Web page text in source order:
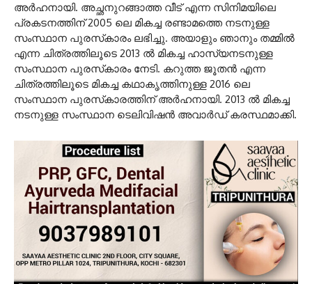
അര്‍ഹനായി. അച്ഛനുറങ്ങാത്ത വീട് എന്ന സിനിമയിലെ
പ്രകടനത്തിന് 2005 ലെ മികച്ച രണ്ടാമത്തെ നടനുള്ള
സംസ്ഥാന പുരസ്‌കാരം ലഭിച്ചു. അയാളും ഞാനും തമ്മില്‍
എന്ന ചിത്രത്തിലൂടെ 2013 ല്‍ മികച്ച ഹാസ്യനടനുള്ള
സംസ്ഥാന പുരസ്‌കാരം നേടി. കറുത്ത ജൂതന്‍ എന്ന
ചിത്രത്തിലൂടെ മികച്ച കഥാകൃത്തിനുള്ള 2016 ലെ
സംസ്ഥാന പുരസ്‌കാരത്തിന് അര്‍ഹനായി. 2013 ല്‍ മികച്ച
നടനുള്ള സംസ്ഥാന ടെലിവിഷന്‍ അവാര്‍ഡ് കരസ്ഥമാക്കി.